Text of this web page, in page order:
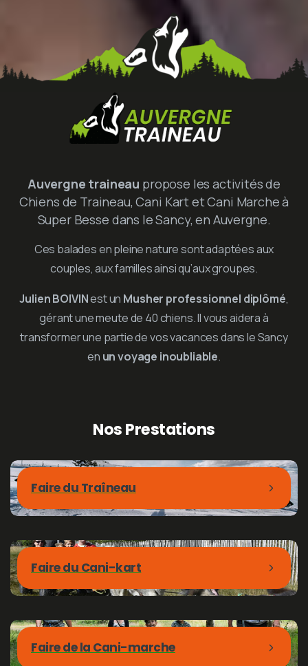
Auvergne traineau propose les activités de
Chiens de Traineau, Cani Kart et Cani Marche à
Super Besse dans le Sancy, en Auvergne.
Ces balades en pleine nature sont adaptées aux
couples, aux familles ainsi qu’aux groupes.
Julien BOIVINest un Musher professionnel diplômé,
gérant une meute de 40 chiens. Il vous aidera à
transformer une partie de vos vacances dans le Sancy
en un voyage inoubliable.
NosPrestations
Faire du Traîneau
Faire du Cani-kart
Faire de la Cani-marche